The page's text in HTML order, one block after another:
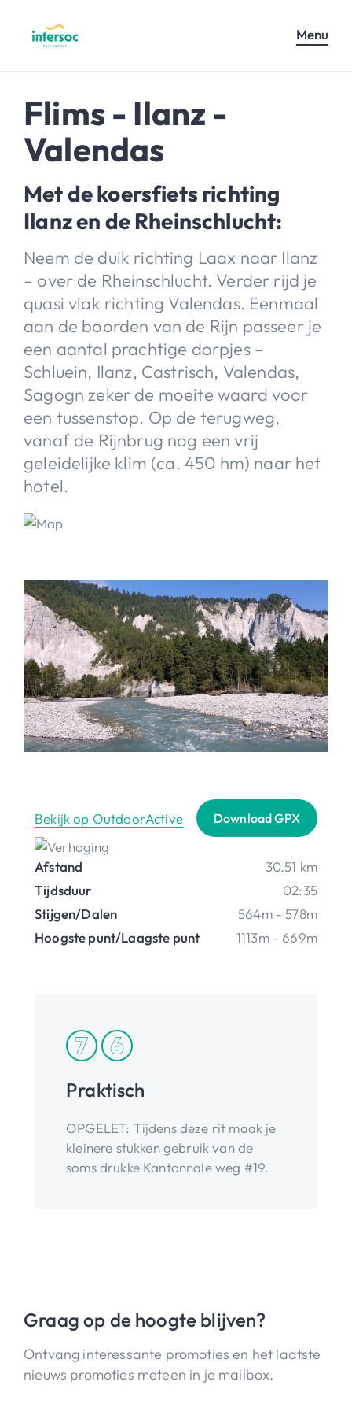
Menu
Flims - Ilanz -
Valendas
Met de koersfiets richting
Ilanz en de Rheinschlucht:
Neem de duik richting Laax naar Ilanz
– over de Rheinschlucht. Verder rijd je
quasi vlak richting Valendas. Eenmaal
aan de boorden van de Rijn passeer je
een aantal prachtige dorpjes –
Schluein, Ilanz, Castrisch, Valendas,
Sagogn zeker de moeite waard voor
een tussenstop. Op de terugweg,
vanaf de Rijnbrug nog een vrij
geleidelijke klim (ca. 450 hm) naar het
hotel.
Bekijk op OutdoorActive Download GPX
Afstand
30.51 km
Tijdsduur
02:35
Stijgen/Dalen
564m - 578m
Hoogste punt/Laagste punt
1113m - 669m
Praktisch
OPGELET: Tijdens deze rit maak je
kleinere stukken gebruik van de
soms drukke Kantonnale weg #19.
Graag op de hoogte blijven?
Ontvang interessante promoties en het laatste
nieuws promoties meteen in je mailbox.